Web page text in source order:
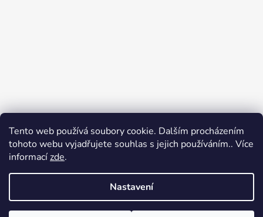
Tento web používá soubory cookie. Dalším procházením
tohoto webu vyjadřujete souhlas s jejich používáním.. Více
informacízde.
Nastavení
Přijímáme online platby